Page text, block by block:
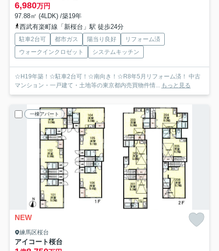
6,980万円
97.88㎡ (4LDK) /築19年
西武有楽町線「新桜台」駅 徒歩24分
駐車2台可 都市ガス 陽当り良好
リフォーム済
ウォークインクロゼット
システムキッチン
☆H19年築！☆駐車2台可！☆南向き！☆R8年5月リフォーム済！ 中古
マンション・一戸建て・土地等の東京都内売買物件情...
もっと見る
一棟アパート
NEW
練馬区桜台
アイコート桜台